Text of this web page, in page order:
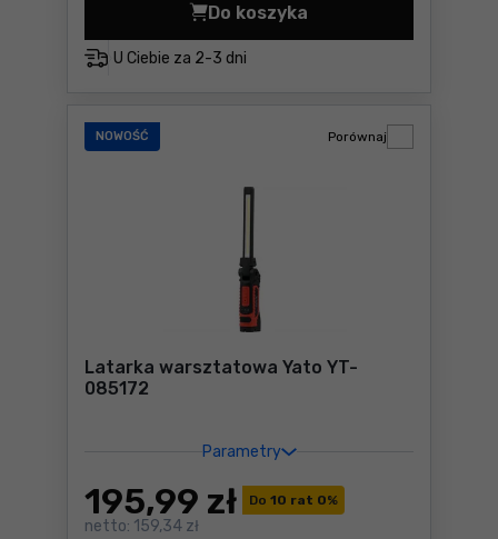
U Ciebie za 2-3 dni
Do koszyka
Lampa warsztatowa Yato
NOWOŚĆ
Latarka warsztatowa Yato YT-
085172
Parametry
Do 10 rat 0%
195,99 zł
netto: 159,34 zł
Porównaj